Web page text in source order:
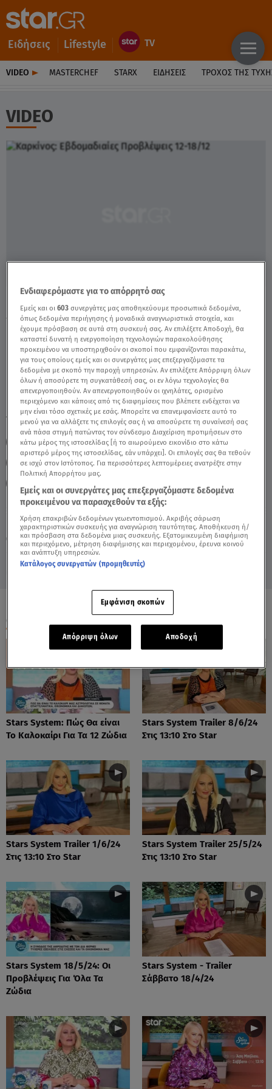
Ειδήσεις Lifestyle
VIDEO MASTERCHEF STARX ΕΙΔΉΣΕΙΣ ΤΡΟΧΌΣ ΤΗΣ
VIDEO
Πέμπτη 6 Αυγούστου 2026
12.12.22, 12:11 ΖΩΔΙΑ
Καρκίνος: Εβδομαδιαίες Προβλέψεις 12-
18/12 - Video
TAGS: ΚΑΡΚΙΝΟΣ ΖΩΔΙΑ ΖΩΔΙΑ ΑΣΗ ΜΠΗΛΙΟΥ
ΖΩΔΙΑ ΣΗΜΕΡΑ
ΑΣΗ ΜΠΗΛΙΟΥ
ΑΣΤΡΟΛΟΓΙΚΕΣ ΠΡΟΒΛΕΨΕΙΣ
ΕΒΔΟΜΑΔΙΑΙΕΣ ΠΡΟΒΛΕΨΕΙΣ
BREAKFAST@STAR
ΟΛΑ ΤΑ ΒΙΝΤΕΟ
Stars System: Πώς Θα είναι
Το Καλοκαίρι Για Τα 12 Ζώδια
Stars System Trailer 8/6/24
Στις 13:10 Στο Star
Stars System Trailer 1/6/24
Στις 13:10 Στο Star
Stars System Trailer 25/5/24
Στις 13:10 Στο Star
Stars System 18/5/24: Οι
Προβλέψεις Για Όλα Τα
Ζώδια
Stars System - Trailer
Σάββατο 18/4/24
Ενδιαφερόμαστε για το απόρρητό σας
Εμείς και οι603 συνεργάτες μας αποθηκεύουμε προσωπικά δεδομένα,
όπως δεδομένα περιήγησης ή μοναδικά αναγνωριστικά στοιχεία, και
έχουμε πρόσβαση σε αυτά στη συσκευή σας. Αν επιλέξετε Αποδοχή, θα
καταστεί δυνατή η ενεργοποίηση τεχνολογιών παρακολούθησης
προκειμένου να υποστηριχθούν οι σκοποί που εμφανίζονται παρακάτω,
για τους οποίους εμείς και οι συνεργάτες μας επεξεργαζόμαστε τα
δεδομένα με σκοπό την παροχή υπηρεσιών. Αν επιλέξετε Απόρριψη όλων
όλων ή αποσύρετε τη συγκατάθεσή σας, οι εν λόγω τεχνολογίες θα
απενεργοποιηθούν. Αν απενεργοποιηθούν οι ιχνηλάτες, ορισμένο
περιεχόμενο και κάποιες από τις διαφημίσεις που βλέπετε ενδέχεται να
μην είναι τόσο σχετικές με εσάς. Μπορείτε να επανεμφανίσετε αυτό το
μενού για να αλλάξετε τις επιλογές σας ή να αποσύρετε τη συναίνεσή σας
ανά πάσα στιγμή πατώντας τον σύνδεσμο Διαχείριση προτιμήσεων στο
κάτω μέρος της ιστοσελίδας [ή το αιωρούμενο εικονίδιο στο κάτω
αριστερό μέρος της ιστοσελίδας, εάν υπάρχει]. Οι επιλογές σας θα τεθούν
σε ισχύ στον Ιστότοπος. Για περισσότερες λεπτομέρειες ανατρέξτε στην
Πολιτική Απορρήτου μας.
Εμείς και οι συνεργάτες μας επεξεργαζόμαστε δεδομένα
προκειμένου να παρασχεθούν τα εξής:
Χρήση επακριβών δεδομένων γεωεντοπισμού. Ακριβής σάρωση
χαρακτηριστικών συσκευής για αναγνώριση ταυτότητας. Αποθήκευση ή/
και πρόσβαση στα δεδομένα μιας συσκευής. Εξατομικευμένη διαφήμιση
και περιεχόμενο, μέτρηση διαφήμισης και περιεχομένου, έρευνα κοινού
και ανάπτυξη υπηρεσιών.
Κατάλογος συνεργατών (προμηθευτές)
Εμφάνιση σκοπών
Απόρριψη όλων Αποδοχή